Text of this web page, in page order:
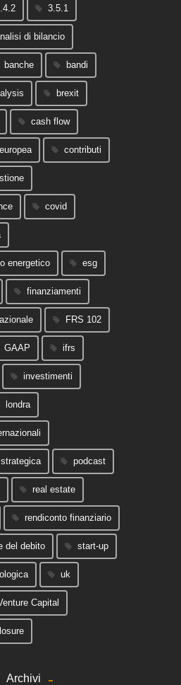
3.5.1
di bilancio
banche bandi
brexit
cash flow
contributi
covid
energetico esg
finanziamenti
FRS 102
GAAP ifrs
investimenti
londra
podcast
real estate
rendiconto finanziario
del debito start-up
uk
Capital
Archivi